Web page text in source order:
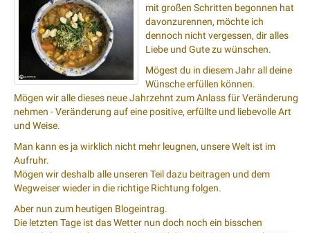
mit großen Schritten begonnen hat
davonzurennen, möchte ich
dennoch nicht vergessen, dir alles
Liebe und Gute zu wünschen.
Mögest du in diesem Jahr all deine
Wünsche erfüllen können.
Mögen wir alle dieses neue Jahrzehnt zum Anlass für Veränderung
nehmen - Veränderung auf eine positive, erfüllte und liebevolle Art
und Weise.
Man kann es ja wirklich nicht mehr leugnen, unsere Welt ist im
Aufruhr.
Mögen wir deshalb alle unseren Teil dazu beitragen und dem
Wegweiser wieder in die richtige Richtung folgen.
Aber nun zum heutigen Blogeintrag.
Die letzten Tage ist das Wetter nun doch noch ein bisschen